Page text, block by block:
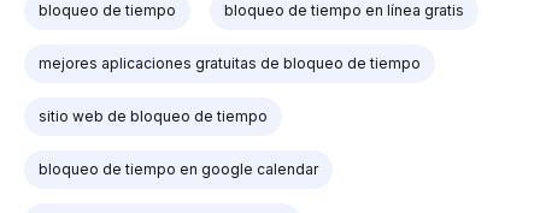
bloqueo de tiempo bloqueo de tiempo en línea gratis
mejores aplicaciones gratuitas de bloqueo de tiempo
sitio web de bloqueo de tiempo
bloqueo de tiempo en google calendar